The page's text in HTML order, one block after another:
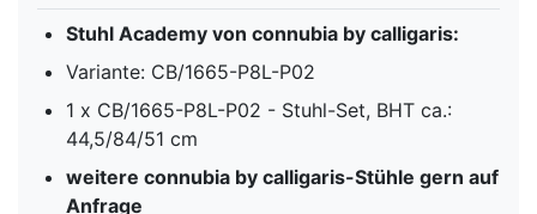
Stuhl Academy von connubia by calligaris:
Variante: CB/1665-P8L-P02
1 x CB/1665-P8L-P02 - Stuhl-Set, BHT ca.:
44,5/84/51 cm
weitere connubia by calligaris-Stühle gern auf
Anfrage